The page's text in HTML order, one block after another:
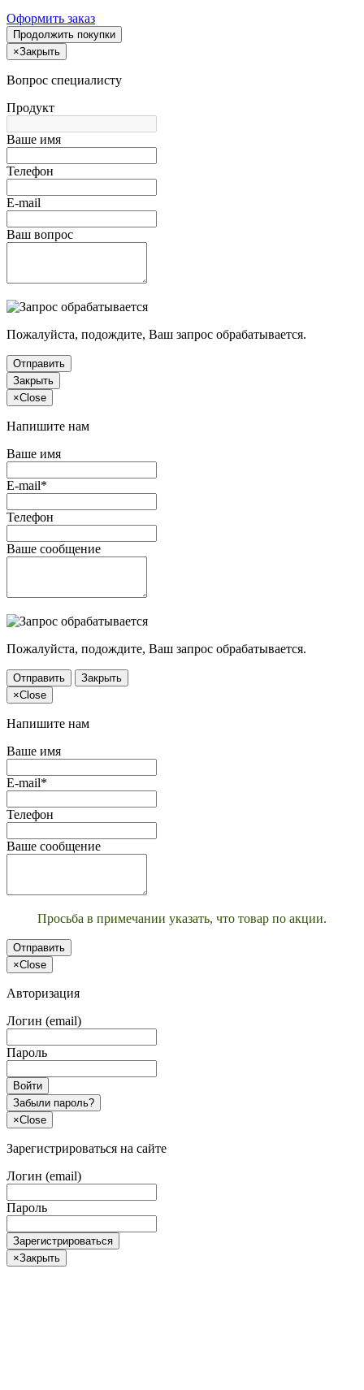
Оформить заказ
Продолжить покупки
×Закрыть
Вопрос специалисту
Продукт
Ваше имя
Телефон
E-mail
Ваш вопрос
Пожалуйста, подождите, Ваш запрос обрабатывается.
Отправить
Закрыть
×Close
Напишите нам
Ваше имя
E-mail*
Телефон
Ваше сообщение
Пожалуйста, подождите, Ваш запрос обрабатывается.
Отправить
Закрыть
×Close
Напишите нам
Ваше имя
E-mail*
Телефон
Ваше сообщение
Просьба в примечании указать, что товар по акции.
Отправить
×Close
Авторизация
Логин (email)
Пароль
Войти
Забыли пароль?
×Close
Зарегистрироваться на сайте
Логин (email)
Пароль
Зарегистрироваться
×Закрыть